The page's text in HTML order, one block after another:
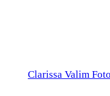
Clarissa Valim